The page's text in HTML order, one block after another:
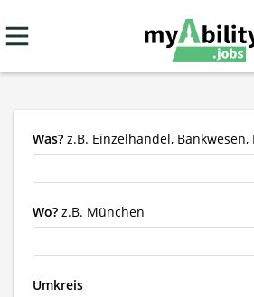
Was? z.B. Einzelhandel, Bankwesen,
Wo? z.B. München
Umkreis